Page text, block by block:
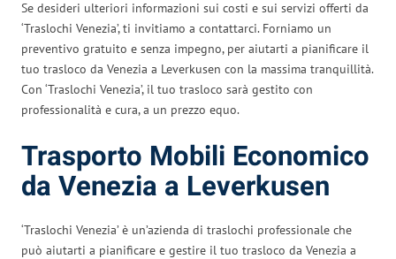
Se desideri ulteriori informazioni sui costi e sui servizi offerti da
‘Traslochi Venezia’, ti invitiamo a contattarci. Forniamo un
preventivo gratuito e senza impegno, per aiutarti a pianificare il
tuo trasloco da Venezia a Leverkusen con la massima tranquillità.
Con ‘Traslochi Venezia’, il tuo trasloco sarà gestito con
professionalità e cura, a un prezzo equo.
Trasporto Mobili Economico
da Venezia a Leverkusen
‘Traslochi Venezia’ è un’azienda di traslochi professionale che
può aiutarti a pianificare e gestire il tuo trasloco da Venezia a